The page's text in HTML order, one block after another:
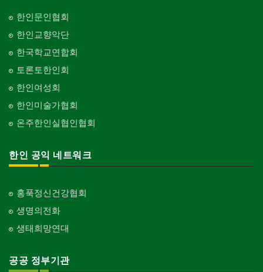
현금인출기
ATM
Art Gallery/Framing
행사/이벤트
Event
인벤토리
인터넷/소프트웨어 개발
단체-음악/미술
Organization-Music/Art
Organization-Buddhist
Organization-Christianity
교회-장로교회
Church-Presbyterian
Church-United
Church-7th Day Adventist
교회-씨 앤 엠에이
Church-C & MA
Church-Full Gospel
한인문인협회
한인교향악단
한국학교연합회
토론토한인회
한인여성회
한인미술가협회
온주한인실협인협회
한인 공익 네트워크
홍푹정신건강협회
생명의전화
생태희망연대
공공 정부기관